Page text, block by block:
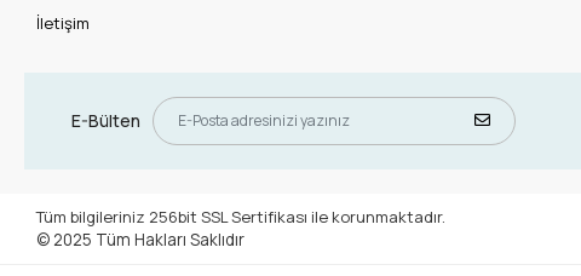
İletişim
E-Bülten
Tüm bilgileriniz 256bit SSL Sertifikası ile korunmaktadır.
© 2025 Tüm Hakları Saklıdır